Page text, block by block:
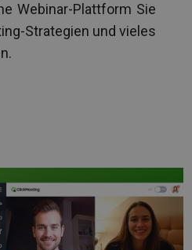
Webinar-Plattform Sie
Strategien und vieles